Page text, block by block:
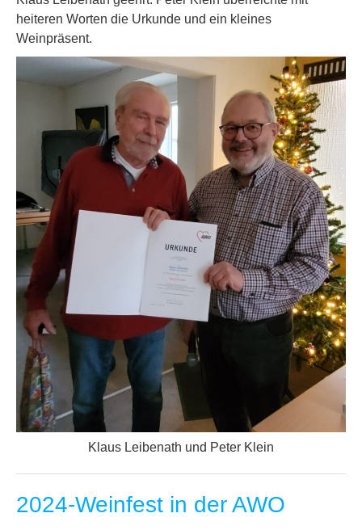
heiteren Worten die Urkunde und ein kleines
Weinpräsent.
Klaus Leibenath und Peter Klein
2024-Weinfest in der AWO